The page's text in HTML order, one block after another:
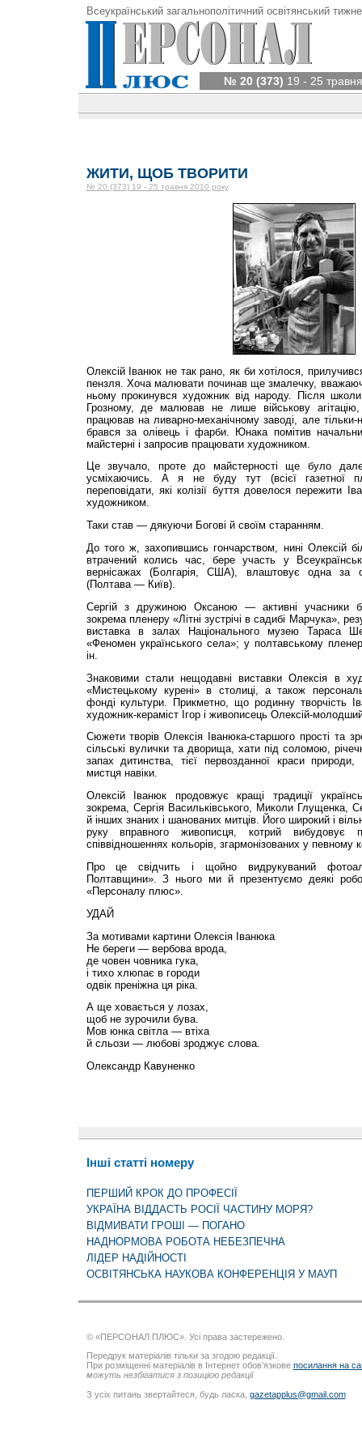
Всеукраїнський загальнополітичний освітянський
№ 20 (373) 19 - 25
ЖИТИ, ЩОБ ТВОРИТИ
№ 20 (373) 19 - 25 травня 2010 року
Олексій Іванюк не так рано, як би хотілося,
пензля. Хоча малювати починав ще змалечку,
ньому прокинувся художник від народу. Після
Грозному, де малював не лише військову
працював на ливарно-механічному заводі, але тільки-
брався за олівець і фарби. Юнака помітив
майстерні і запросив працювати художником.
Це звучало, проте до майстерності ще було
усміхаючись. А я не буду тут (всієї газетної
переповідати, які колізії буття довелося пережити
художником.
Таки став — дякуючи Богові й своїм старанням.
До того ж, захопившись гончарством, нині Олексій
втрачений колись час, бере участь у
вернісажах (Болгарія, США), влаштовує одна за
(Полтава — Київ).
Сергій з дружиною Оксаною — активні учасники
зокрема пленеру «Літні зустрічі в садибі Марчука»,
виставка в залах Національного музею Тараса
«Феномен українського села»; у полтавському
ін.
Знаковими стали нещодавні виставки Олексія в
«Мистецькому курені» в столиці, а також
фонді культури. Прикметно, що родинну творчість
художник-кераміст Ігор і живописець Олексій-
Сюжети творів Олексія Іванюка-старшого прості та
сільські вулички та дворища, хати під соломою,
запах дитинства, тієї первозданної краси
мистця навіки.
Олексій Іванюк продовжує кращі традиції
зокрема, Сергія Васильківського, Миколи Глущенка,
й інших знаних і шанованих митців. Його широкий і
руку вправного живописця, котрий вибудовує
співвідношеннях кольорів, згармонізованих у певному
Про це свідчить і щойно видрукуваний
Полтавщини». З нього ми й презентуємо деякі
«Персоналу плюс».
УДАЙ
За мотивами картини Олексія Іванюка
Не береги — вербова врода,
де човен човника гука,
і тихо хлюпає в городи
одвік преніжна ця ріка.
А ще ховається у лозах,
щоб не зурочили бува.
Мов юнка світла — втіха
й сльози — любові зроджує слова.
Олександр Кавуненко
Інші статті номеру
ПЕРШИЙ КРОК ДО ПРОФЕСІЇ
УКРАЇНА ВІДДАСТЬ РОСІЇ ЧАСТИНУ МОРЯ?
ВІДМИВАТИ ГРОШІ — ПОГАНО
НАДНОРМОВА РОБОТА НЕБЕЗПЕЧНА
ЛІДЕР НАДІЙНОСТІ
ОСВІТЯНСЬКА НАУКОВА КОНФЕРЕНЦІЯ У МАУП
© «ПЕРСОНАЛ ПЛЮС». Усі права застережено.
Передрук матеріалів тільки за згодою редакції.
При розміщенні матеріалів в Інтернет обов’язкове посилання на
можуть незбігатися з позицією редакції
З усіх питань звертайтеся, будь ласка, gazetapplus@gmail.com